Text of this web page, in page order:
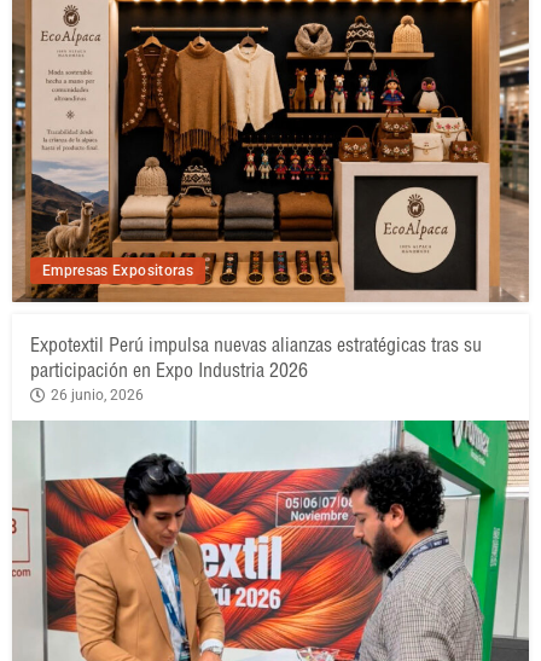
Empresas Expositoras
Expotextil Perú impulsa nuevas alianzas estratégicas tras su
participación en Expo Industria 2026
26 junio, 2026